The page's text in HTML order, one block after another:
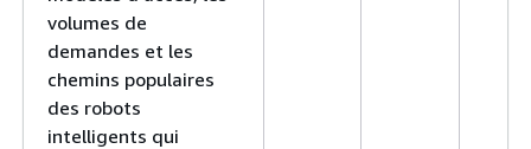
volumes de
demandes et les
chemins populaires
des robots
intelligents qui